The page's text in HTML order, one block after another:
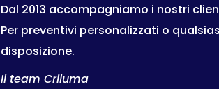
Dal 2013 accompagniamo i nostri
Per preventivi personalizzati o
disposizione.
Il team Criluma